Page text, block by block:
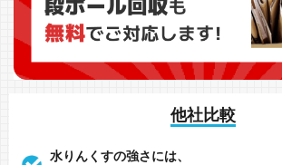
他社比較
水りんくすの強さには、